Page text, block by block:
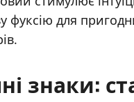
фуксію для
знаки: